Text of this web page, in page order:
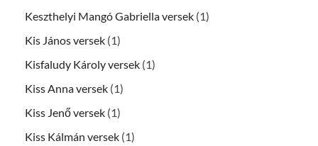
Keszthelyi Mangó Gabriella versek (1)
Kis János versek (1)
Kisfaludy Károly versek (1)
Kiss Anna versek (1)
Kiss Jenő versek (1)
Kiss Kálmán versek (1)